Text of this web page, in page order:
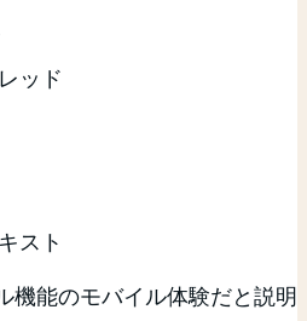
ッド
スト
機能のモバイル体験だと説明